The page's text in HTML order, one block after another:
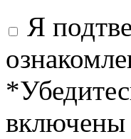
Я
включены